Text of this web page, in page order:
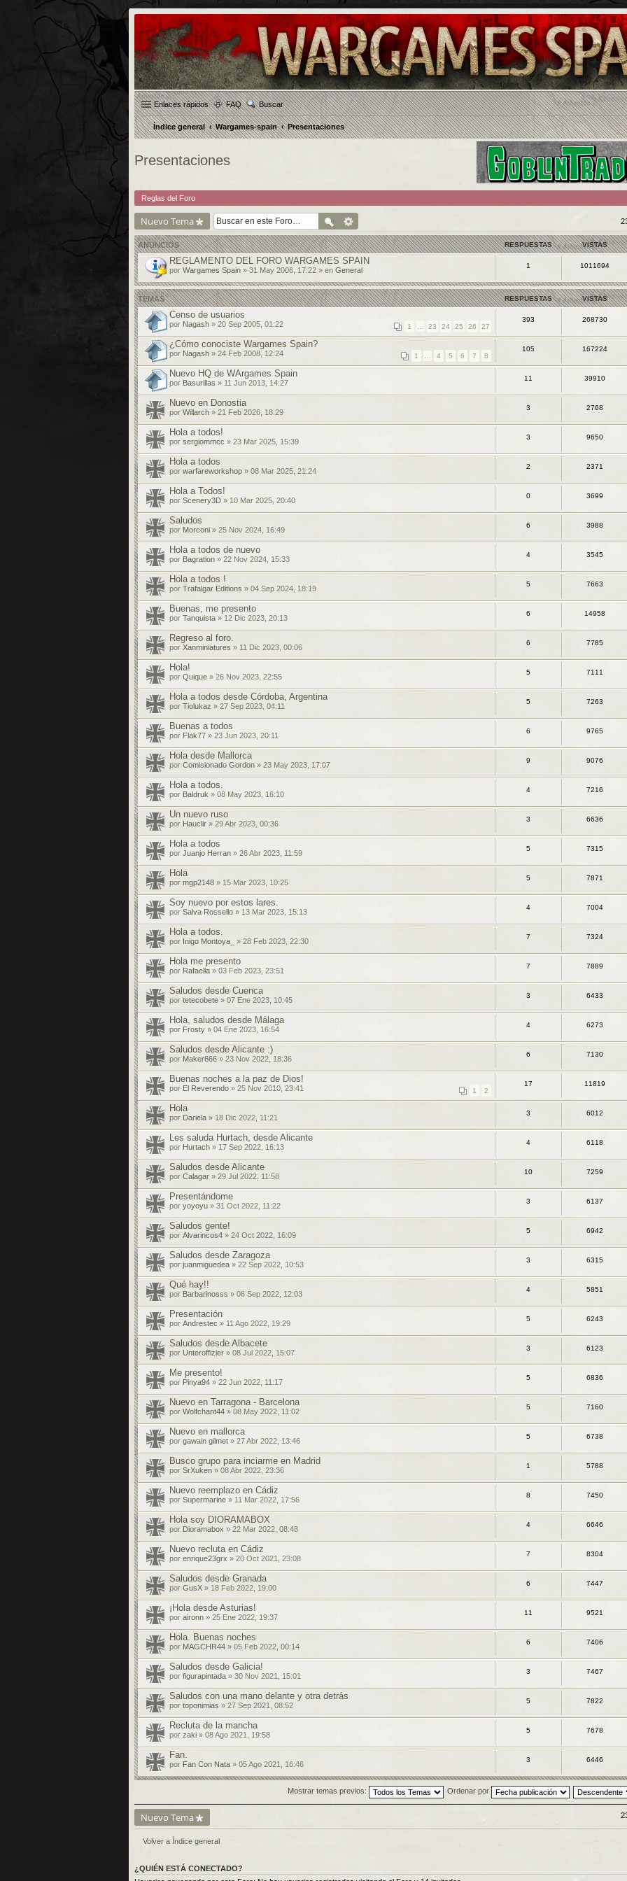
Enlaces rápidos FAQ Buscar
Índice general Wargames-spain Presentaciones
Presentaciones
Reglas del Foro
Nuevo Tema
ANUNCIOS RESPUESTAS VISTAS
REGLAMENTO DEL FORO WARGAMES SPAIN
por Wargames Spain » 31 May 2006, 17:22 » en General
1 1011694
TEMAS RESPUESTAS VISTAS
Censo de usuarios
1 23 24 25 26 27
por Nagash » 20 Sep 2005, 01:22
393 268730
¿Cómo conociste Wargames Spain?
1 4 5 6 7 8
por Nagash » 24 Feb 2008, 12:24
105 167224
Nuevo HQ de WArgames Spain
por Basurillas » 11 Jun 2013, 14:27
11 39910
Nuevo en Donostia
por Willarch » 21 Feb 2026, 18:29
3 2768
Hola a todos!
por sergiommcc » 23 Mar 2025, 15:39
3 9650
Hola a todos
por warfareworkshop » 08 Mar 2025, 21:24
2 2371
Hola a Todos!
por Scenery3D » 10 Mar 2025, 20:40
0 3699
Saludos
por Morconi » 25 Nov 2024, 16:49
6 3988
Hola a todos de nuevo
por Bagration » 22 Nov 2024, 15:33
4 3545
Hola a todos !
por Trafalgar Editions » 04 Sep 2024, 18:19
5 7663
Buenas, me presento
por Tanquista » 12 Dic 2023, 20:13
6 14958
Regreso al foro.
por Xanminiatures » 11 Dic 2023, 00:06
6 7785
Hola!
por Quique » 26 Nov 2023, 22:55
5 7111
Hola a todos desde Córdoba, Argentina
por Tiolukaz » 27 Sep 2023, 04:11
5 7263
Buenas a todos
por Flak77 » 23 Jun 2023, 20:11
6 9765
Hola desde Mallorca
por Comisionado Gordon » 23 May 2023, 17:07
9 9076
Hola a todos.
por Baldruk » 08 May 2023, 16:10
4 7216
Un nuevo ruso
por Hauclir » 29 Abr 2023, 00:36
3 6636
Hola a todos
por Juanjo Herran » 26 Abr 2023, 11:59
5 7315
Hola
por mgp2148 » 15 Mar 2023, 10:25
5 7871
Soy nuevo por estos lares.
por Salva Rossello » 13 Mar 2023, 15:13
4 7004
Hola a todos.
por Inigo Montoya_ » 28 Feb 2023, 22:30
7 7324
Hola me presento
por Rafaella » 03 Feb 2023, 23:51
7 7889
Saludos desde Cuenca
por tetecobete » 07 Ene 2023, 10:45
3 6433
Hola, saludos desde Málaga
por Frosty » 04 Ene 2023, 16:54
4 6273
Saludos desde Alicante :)
por Maker666 » 23 Nov 2022, 18:36
6 7130
Buenas noches a la paz de Dios!
1 2
por El Reverendo » 25 Nov 2010, 23:41
17 11819
Hola
por Dariela » 18 Dic 2022, 11:21
3 6012
Les saluda Hurtach, desde Alicante
por Hurtach » 17 Sep 2022, 16:13
4 6118
Saludos desde Alicante
por Calagar » 29 Jul 2022, 11:58
10 7259
Presentándome
por yoyoyu » 31 Oct 2022, 11:22
3 6137
Saludos gente!
por Alvarincos4 » 24 Oct 2022, 16:09
5 6942
Saludos desde Zaragoza
por juanmiguedea » 22 Sep 2022, 10:53
3 6315
Qué hay!!
por Barbarinosss » 06 Sep 2022, 12:03
4 5851
Presentación
por Andrestec » 11 Ago 2022, 19:29
5 6243
Saludos desde Albacete
por Unteroffizier » 08 Jul 2022, 15:07
3 6123
Me presento!
por Pinya94 » 22 Jun 2022, 11:17
5 6836
Nuevo en Tarragona - Barcelona
por Wolfchant44 » 08 May 2022, 11:02
5 7160
Nuevo en mallorca
por gawain gilmet » 27 Abr 2022, 13:46
5 6738
Busco grupo para inciarme en Madrid
por SrXuken » 08 Abr 2022, 23:36
1 5788
Nuevo reemplazo en Cádiz
por Supermarine » 11 Mar 2022, 17:56
8 7450
Hola soy DIORAMABOX
por Dioramabox » 22 Mar 2022, 08:48
4 6646
Nuevo recluta en Cádiz
por enrique23grx » 20 Oct 2021, 23:08
7 8304
Saludos desde Granada
por GusX » 18 Feb 2022, 19:00
6 7447
¡Hola desde Asturias!
por aironn » 25 Ene 2022, 19:37
11 9521
Hola. Buenas noches
por MAGCHR44 » 05 Feb 2022, 00:14
6 7406
Saludos desde Galicia!
por figurapintada » 30 Nov 2021, 15:01
3 7467
Saludos con una mano delante y otra detrás
por toponimias » 27 Sep 2021, 08:52
5 7822
Recluta de la mancha
por zaki » 08 Ago 2021, 19:58
5 7678
Fan.
por Fan Con Nata » 05 Ago 2021, 16:46
3 6446
Mostrar temas previos: Ordenar por
Nuevo Tema
Volver a Índice general
¿QUIÉN ESTÁ CONECTADO?